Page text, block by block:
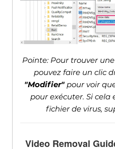
Pointe: Pour trouver
pouvez faire un clic
"Modifier"pour voir
pour exécuter. Si
fichier de virus,
Video Removal